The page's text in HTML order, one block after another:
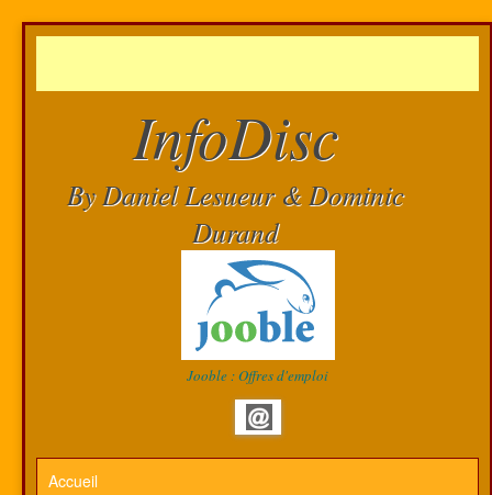
InfoDisc
By Daniel Lesueur & Dominic
Durand
Jooble : Offres d'emploi
Accueil